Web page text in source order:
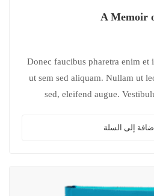
A Memoir
Donec faucibus pharetra enim
ut sem sed aliquam. Nullam ut
sed, eleifend augue.
إضافة إلى السلة